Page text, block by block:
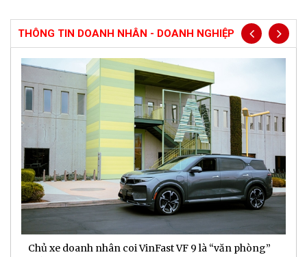
THÔNG TIN DOANH NHÂN - DOANH NGHIỆP
Chủ xe doanh nhân coi VinFast VF 9 là “văn phòng”